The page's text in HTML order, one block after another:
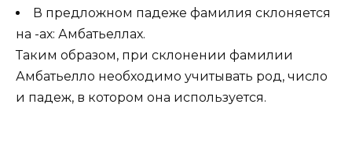
В предложном падеже фамилия склоняется
на -ах: Амбатьеллах.
Таким образом, при склонении фамилии
Амбатьелло необходимо учитывать род, число
и падеж, в котором она используется.